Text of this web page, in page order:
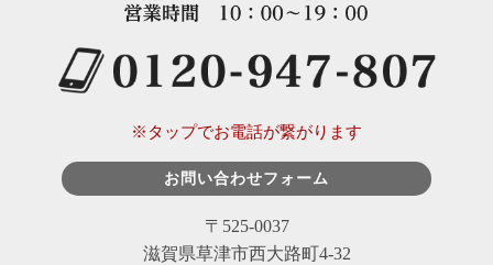
※タップでお電話が繋がります
お問い合わせフォーム
〒525-0037
滋賀県草津市西大路町4-32